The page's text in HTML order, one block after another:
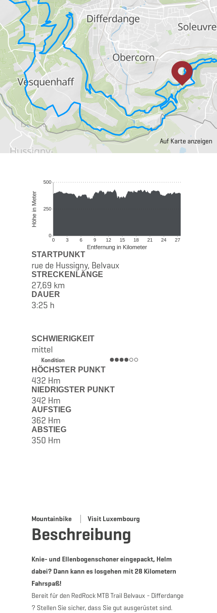
Auf Karte anzeigen
STARTPUNKT
rue de Hussigny, Belvaux
STRECKENLÄNGE
27,69 km
DAUER
3:25 h
SCHWIERIGKEIT
mittel
Kondition
HÖCHSTER PUNKT
432 Hm
NIEDRIGSTER PUNKT
342 Hm
AUFSTIEG
362 Hm
ABSTIEG
350 Hm
Mountainbike Visit Luxembourg
Beschreibung
Knie- und Ellenbogenschoner eingepackt, Helm
dabei? Dann kann es losgehen mit 28 Kilometern
Fahrspaß!
Bereit für den RedRock MTB Trail Belvaux - Differdange
? Stellen Sie sicher, dass Sie gut ausgerüstet sind.